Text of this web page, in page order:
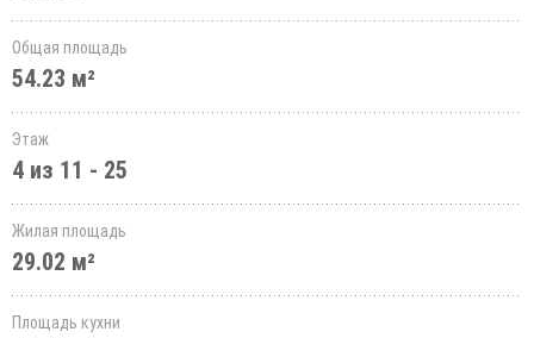
Общая площадь
54.23 м²
Этаж
4 из 11 - 25
Жилая площадь
29.02 м²
Площадь кухни